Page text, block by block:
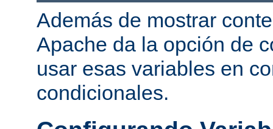
Además de mostrar
Apache da la opción de
usar esas variables en
condicionales.